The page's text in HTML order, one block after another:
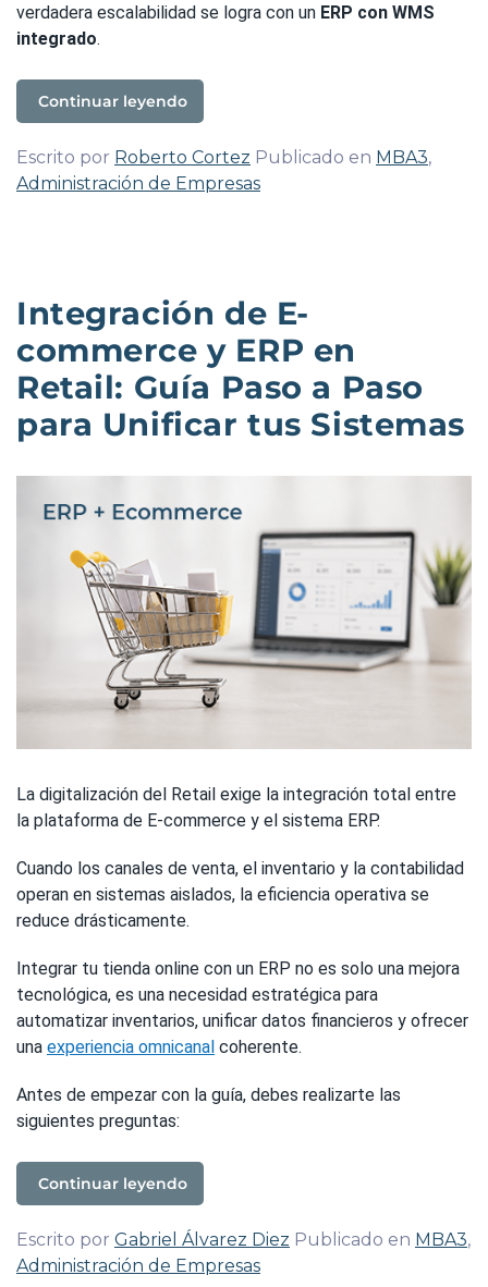
verdadera escalabilidad se logra con un ERP con WMS
integrado.
Continuar leyendo
Escrito por Roberto Cortez Publicado en MBA3,
Administración de Empresas
Integración de E-
commerce y ERP en
Retail: Guía Paso a Paso
para Unificar tus Sistemas
La digitalización del Retail exige la integración total entre
la plataforma de E-commerce y el sistema ERP.
Cuando los canales de venta, el inventario y la contabilidad
operan en sistemas aislados, la eficiencia operativa se
reduce drásticamente.
Integrar tu tienda online con un ERP no es solo una mejora
tecnológica, es una necesidad estratégica para
automatizar inventarios, unificar datos financieros y ofrecer
una experiencia omnicanal coherente.
Antes de empezar con la guía, debes realizarte las
siguientes preguntas:
Continuar leyendo
Escrito por Gabriel Álvarez Diez Publicado en MBA3,
Administración de Empresas